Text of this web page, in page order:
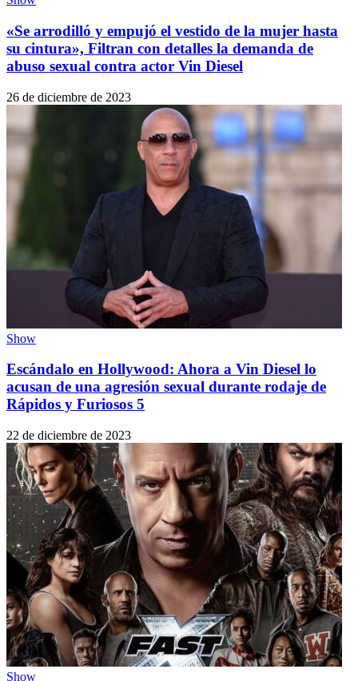
«Se arrodilló y empujó el vestido de la mujer hasta
su cintura», Filtran con detalles la demanda de
abuso sexual contra actor Vin Diesel
26 de diciembre de 2023
Show
Escándalo en Hollywood: Ahora a Vin Diesel lo
acusan de una agresión sexual durante rodaje de
Rápidos y Furiosos 5
22 de diciembre de 2023
Show